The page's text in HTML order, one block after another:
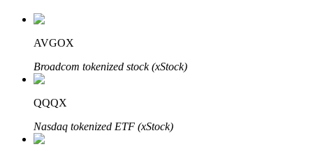
เรียนรู้ Staking
AVGOX
Broadcom tokenized stock (xStock)
QQQX
Nasdaq tokenized ETF (xStock)